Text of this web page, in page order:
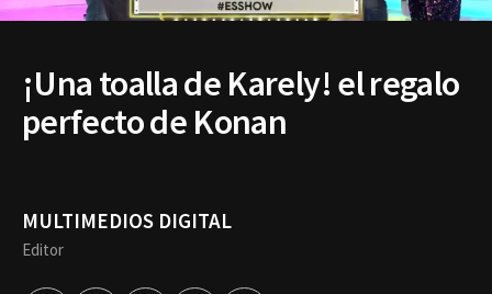
¡Una toalla de Karely! el regalo
perfecto de Konan
MULTIMEDIOS DIGITAL
Editor